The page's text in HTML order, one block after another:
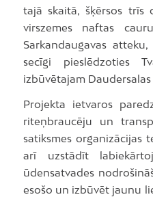
tajā skaitā, šķērsos trīs
virszemes naftas
Sarkandaugavas
secīgi pieslēdzoties
izbūvētajam Daudersalas
Projekta ietvaros
riteņbraucēju un
satiksmes organizācijas
arī uzstādīt
ūdensatvades
esošo un izbūvēt jaunu